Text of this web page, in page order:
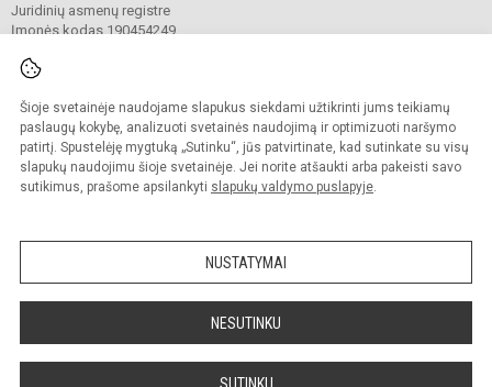
Šioje svetainėje naudojame slapukus siekdami užtikrinti jums teikiamų
paslaugų kokybę, analizuoti svetainės naudojimą ir optimizuoti naršymo
patirtį. Spustelėję mygtuką „Sutinku“, jūs patvirtinate, kad sutinkate su visų
slapukų naudojimu šioje svetainėje. Jei norite atšaukti arba pakeisti savo
sutikimus, prašome apsilankyti slapukų valdymo puslapyje.
NUSTATYMAI
NESUTINKU
SUTINKU
Juridinių asmenų registre
Įmonės kodas 190454249
© 2024. Marijampolės „Šaltinio“ progimnazija. Visos teisės saugomos.
Kopijuoti turinį be raštiško gimnazijos sutikimo griežtai draudžiama.
Prieinamumo paraiška Slapukų valdymas
Sumanus būdas atnaujinti